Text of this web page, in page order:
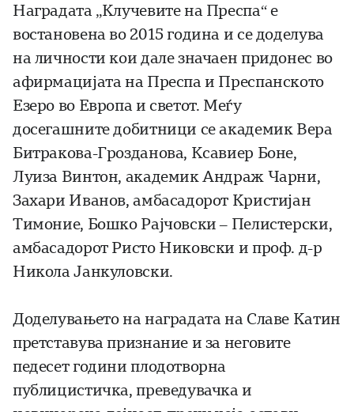
Наградата „Клучевите на Преспа“ е
востановена во 2015 година и се доделува
на личности кои дале значаен придонес во
афирмацијата на Преспа и Преспанското
Езеро во Европа и светот. Меѓу
досегашните добитници се академик Вера
Битракова-Грозданова, Ксавиер Боне,
Луиза Винтон, академик Андраж Чарни,
Захари Иванов, амбасадорот Кристијан
Тимоние, Бошко Рајчовски – Пелистерски,
амбасадорот Ристо Никовски и проф. д-р
Никола Јанкуловски.
Доделувањето на наградата на Славе Катин
претставува признание и за неговите
педесет години плодотворна
публицистичка, преведувачка и